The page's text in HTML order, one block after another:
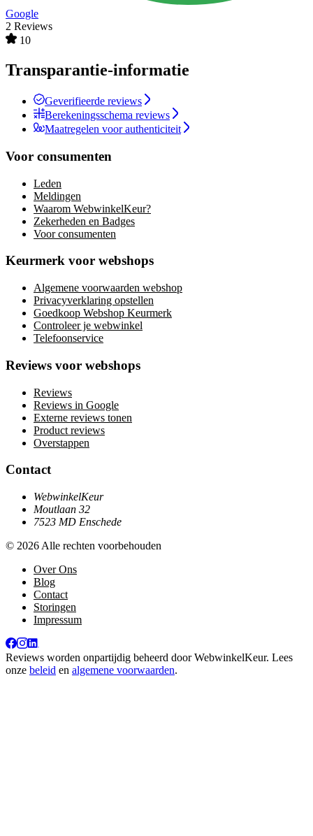
Google
2 Reviews
10
Transparantie-informatie
Geverifieerde reviews
Berekeningsschema reviews
Maatregelen voor authenticiteit
Voor consumenten
Leden
Meldingen
Waarom WebwinkelKeur?
Zekerheden en Badges
Voor consumenten
Keurmerk voor webshops
Algemene voorwaarden webshop
Privacyverklaring opstellen
Goedkoop Webshop Keurmerk
Controleer je webwinkel
Telefoonservice
Reviews voor webshops
Reviews
Reviews in Google
Externe reviews tonen
Product reviews
Overstappen
Contact
WebwinkelKeur
Moutlaan 32
7523 MD Enschede
© 2026 Alle rechten voorbehouden
Over Ons
Blog
Contact
Storingen
Impressum
Reviews worden onpartijdig beheerd doorWebwinkelKeur. Lees
onze beleid en algemene voorwaarden.